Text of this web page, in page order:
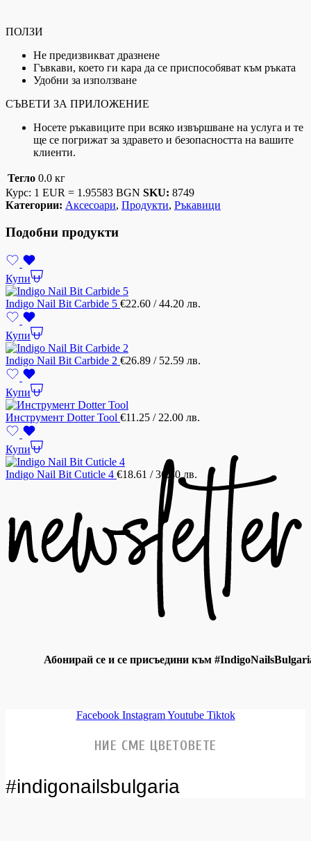
ПОЛЗИ
Не предизвикват дразнене
Гъвкави, което ги кара да се приспособяват към ръката
Удобни за използване
СЪВЕТИ ЗА ПРИЛОЖЕНИЕ
Носете ръкавиците при всяко извършване на услуга и те
ще се погрижат за здравето и безопасността на вашите
клиенти.
Тегло 0.0 кг
Курс: 1 EUR = 1.95583 BGN SKU: 8749
Категории: Аксесоари, Продукти, Ръкавици
Подобни продукти
Купи
Indigo Nail Bit Carbide 5 €22.60 / 44.20 лв.
Купи
Indigo Nail Bit Carbide 2 €26.89 / 52.59 лв.
Купи
Инструмент Dotter Tool €11.25 / 22.00 лв.
Купи
Indigo Nail Bit Cuticle 4 €18.61 / 36.40 лв.
Абонирай се и се присъедини към
Facebook Instagram Youtube Tiktok
НИЕ СМЕ ЦВЕТОВЕТЕ
#indigonailsbulgaria